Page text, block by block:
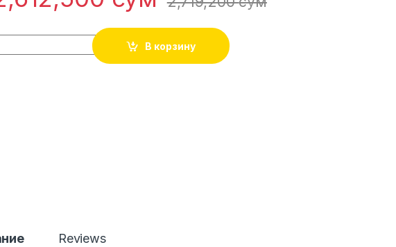
В корзину
Reviews